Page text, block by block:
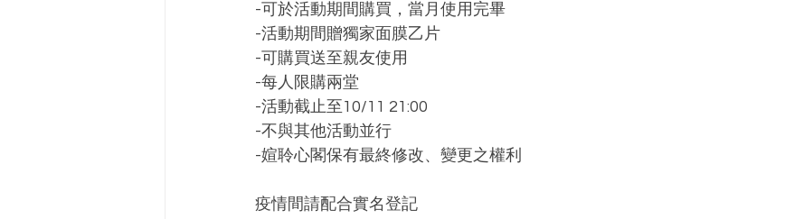
-可於活動期間購買，當月使用完畢﻿
-活動期間贈獨家面膜乙片﻿
-可購買送至親友使用﻿
-每人限購兩堂﻿
-活動截止至10/11 21:00﻿
-不與其他活動並行﻿
-媗聆心閣保有最終修改、變更之權利﻿
疫情間請配合實名登記﻿